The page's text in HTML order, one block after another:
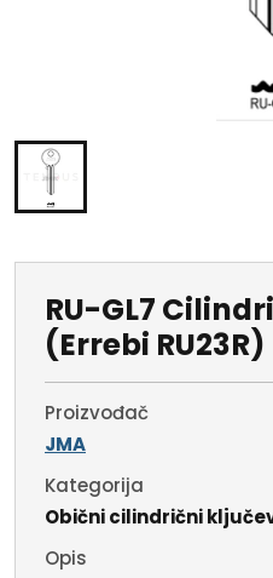
RU-GL7
(Errebi RU23R)
Proizvođač
JMA
Kategorija
Obični cilindrični
Opis